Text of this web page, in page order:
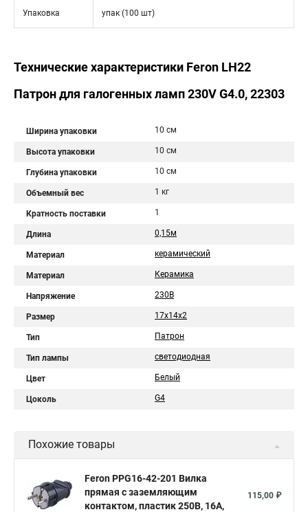
Упаковка упак (100 шт)
Технические характеристики Feron LH22
Патрон для галогенных ламп 230V G4.0, 22303
Ширина упаковки 10 см
Высота упаковки 10 см
Глубина упаковки 10 см
Объемный вес 1 кг
Кратность поставки 1
Длина 0,15м
Материал керамический
Материал Керамика
Напряжение 230В
Размер 17х14х2
Тип Патрон
Тип лампы светодиодная
Цвет Белый
Цоколь G4
Похожие товары
Feron PPG16-42-201 Вилка
прямая с заземляющим
контактом, пластик 250В, 16A,
115,00 ₽